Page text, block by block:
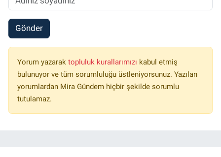
Gönder
Yorum yazarak topluluk kurallarımızı kabul etmiş
bulunuyor ve tüm sorumluluğu üstleniyorsunuz. Yazılan
yorumlardan Mira Gündem hiçbir şekilde sorumlu
tutulamaz.